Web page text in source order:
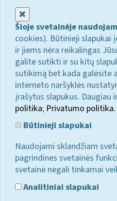
Šioje svetainėje
cookies). Būtinieji
ir jiems nėra reikalingas
galite sutikti ir su kitų
sutikimą bet kada galėsite
interneto naršyklės
įrašytus slapukus. Daugiau
politika; Privatumo politika.
Būtinieji slapukai
Naudojami sklandžiam
pagrindines svetainės
svetainė negali tinkamai
Analitiniai slapukai